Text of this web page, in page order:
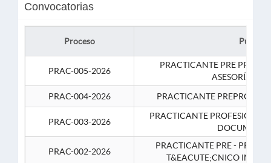
Convocatorias
Proceso Puesto
PRAC-005-2026
PRACTICANTE PRE
ASESORÍA
PRAC-004-2026
PRACTICANTE
PRAC-003-2026
PRACTICANTE
PRAC-002-2026
PRACTICANTE PRE -
T&EACUTE;CNICO